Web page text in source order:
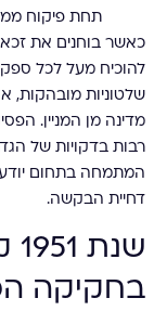
תחת פיקוח
כאשר בוחנים את
להוכיח מעל לכל ספק
שלטוניות מובהקות,
מדינה מן המניין.
רבות בדקויות של
המתמחה בתחום יודע
דחיית הבקשה.
בחקיקה